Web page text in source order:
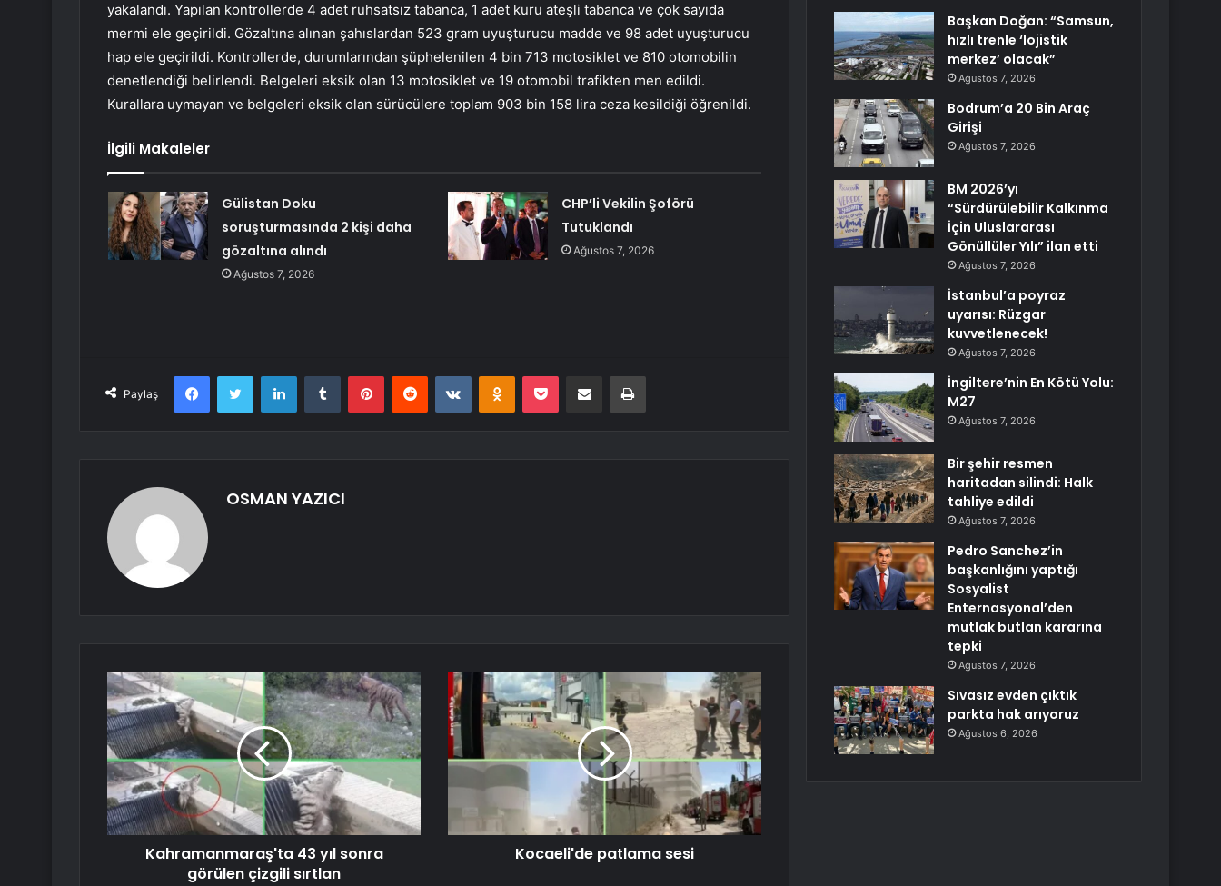
yakalandı. Yapılan kontrollerde 4 adet ruhsatsız tabanca, 1 adet kuru ateşli tabanca ve çok sayıda
mermi ele geçirildi. Gözaltına alınan şahıslardan 523 gram uyuşturucu madde ve 98 adet uyuşturucu
hap ele geçirildi. Kontrollerde, durumlarından şüphelenilen 4 bin 713 motosiklet ve 810 otomobilin
denetlendiği belirlendi. Belgeleri eksik olan 13 motosiklet ve 19 otomobil trafikten men edildi.
Kurallara uymayan ve belgeleri eksik olan sürücülere toplam 903 bin 158 lira ceza kesildiği öğrenildi.
İlgili Makaleler
Gülistan Doku
soruşturmasında 2 kişi daha
gözaltına alındı
Ağustos 7, 2026
CHP’li Vekilin Şoförü
Tutuklandı
Ağustos 7, 2026
Paylaş
FacebookTwitter LinkedInTumblr PinterestReddit VKontakteOdnoklassniki
Pocket E-Posta ile paylaş Yazdır
OSMAN YAZICI
Kahramanmaraş'ta 43 yıl sonra
görülen çizgili sırtlan
Kocaeli'de patlama sesi
Başkan Doğan: “Samsun,
hızlı trenle ‘lojistik
merkez’ olacak”
Ağustos 7, 2026
Bodrum’a 20 Bin Araç
Girişi
Ağustos 7, 2026
BM 2026’yı
“Sürdürülebilir Kalkınma
İçin Uluslararası
Gönüllüler Yılı” ilan etti
Ağustos 7, 2026
İstanbul’a poyraz
uyarısı: Rüzgar
kuvvetlenecek!
Ağustos 7, 2026
İngiltere’nin En Kötü Yolu:
M27
Ağustos 7, 2026
Bir şehir resmen
haritadan silindi: Halk
tahliye edildi
Ağustos 7, 2026
Pedro Sanchez’in
başkanlığını yaptığı
Sosyalist
Enternasyonal’den
mutlak butlan kararına
tepki
Ağustos 7, 2026
Sıvasız evden çıktık
parkta hak arıyoruz
Ağustos 6, 2026